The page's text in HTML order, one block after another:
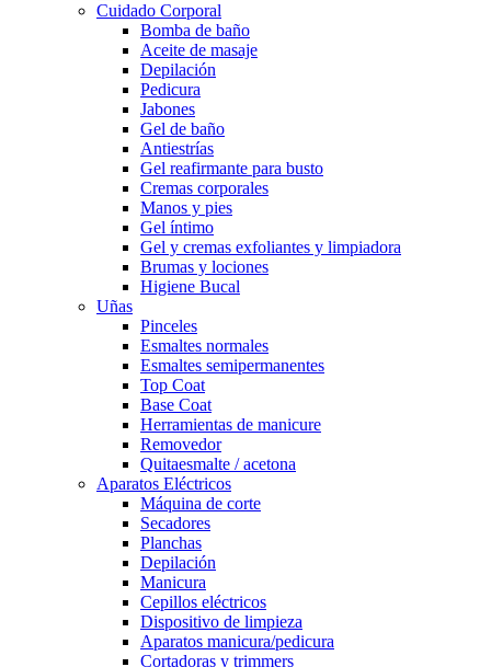
Cuidado Corporal
Bomba de baño
Aceite de masaje
Depilación
Pedicura
Jabones
Gel de baño
Antiestrías
Gel reafirmante para busto
Cremas corporales
Manos y pies
Gel íntimo
Gel y cremas exfoliantes y limpiadora
Brumas y lociones
Higiene Bucal
Uñas
Pinceles
Esmaltes normales
Esmaltes semipermanentes
Top Coat
Base Coat
Herramientas de manicure
Removedor
Quitaesmalte / acetona
Aparatos Eléctricos
Máquina de corte
Secadores
Planchas
Depilación
Manicura
Cepillos eléctricos
Dispositivo de limpieza
Aparatos manicura/pedicura
Cortadoras y trimmers